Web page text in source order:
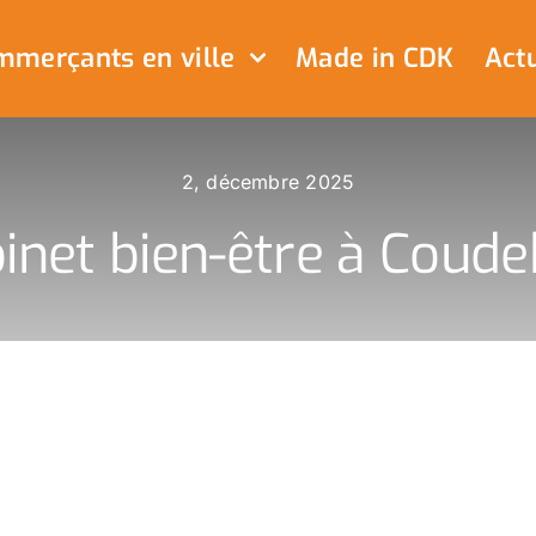
en ville Made in CDK
2, décembre 2025
bien-être à